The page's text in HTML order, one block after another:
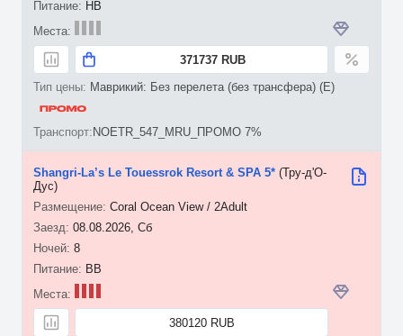
HB
371737 RUB
Маврикий: Без перелета (без трансфера) (E)
NOETR_547_MRU_ПРОМО 7%
08.08.2026, Сб
8
Shangri-La’s Le Touessrok Resort & SPA 5* (Тру-д'О-
Дус)
Coral Ocean View / 2Adult
BB
380120 RUB